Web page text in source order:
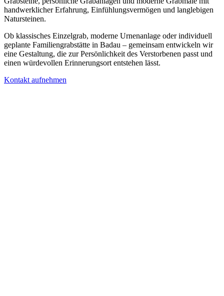
handwerklicher Erfahrung, Einfühlungsvermögen und langlebigen
Natursteinen.
Ob klassisches Einzelgrab, moderne Urnenanlage oder individuell
geplante Familiengrabstätte in Badau – gemeinsam entwickeln wir
eine Gestaltung, die zur Persönlichkeit des Verstorbenen passt und
einen würdevollen Erinnerungsort entstehen lässt.
Kontakt aufnehmen